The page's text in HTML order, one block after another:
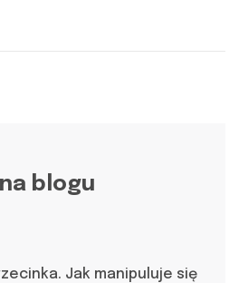
blogu
Jak manipuluje się